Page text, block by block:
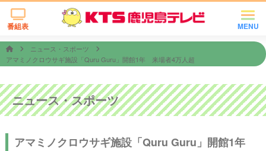
MENU
番組表
ニュース・スポーツ
アマミノクロウサギ施設「Quru Guru」開館1年 来場者4万人超
ニュース・スポーツ
アマミノクロウサギ施設「Quru Guru」開館1年